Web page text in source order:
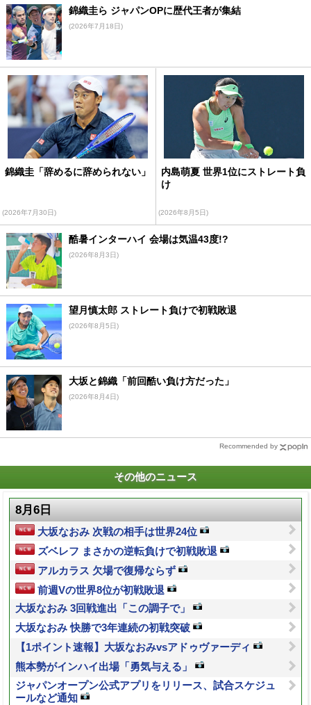
錦織圭ら ジャパンOPに歴代王者が集結
(2026年7月18日)
錦織圭「辞めるに辞められない」
(2026年7月30日)
内島萌夏 世界1位にストレート負
け
(2026年8月5日)
酷暑インターハイ 会場は気温43度!?
(2026年8月3日)
望月慎太郎 ストレート負けで初戦敗退
(2026年8月5日)
大坂と錦織「前回酷い負け方だった」
(2026年8月4日)
Recommended by
その他のニュース
8月6日
大坂なおみ 次戦の相手は世界24位
ズベレフ まさかの逆転負けで初戦敗退
アルカラス 欠場で復帰ならず
前週Vの世界8位が初戦敗退
大坂なおみ 3回戦進出「この調子で」
大坂なおみ 快勝で3年連続の初戦突破
【1ポイント速報】大坂なおみvsアドゥヴァーディ
熊本勢がインハイ出場「勇気与える」
ジャパンオープン公式アプリをリリース、試合スケジュ
ールなど通知